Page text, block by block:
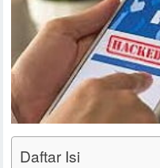
Daftar Isi